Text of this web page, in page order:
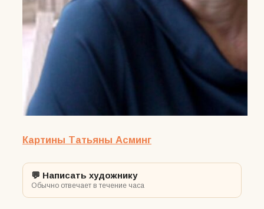
Картины Татьяны Асминг
💬 Написать художнику
Обычно отвечает в течение часа